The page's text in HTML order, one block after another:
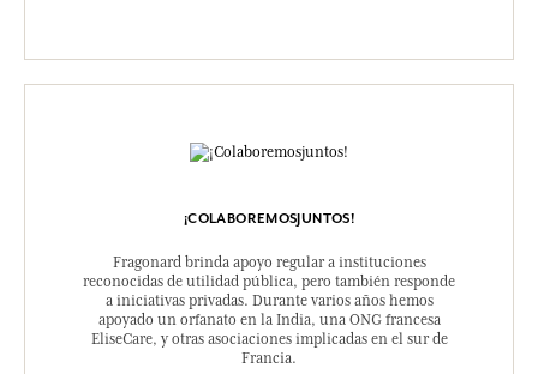
¡COLABOREMOSJUNTOS!
Fragonard brinda apoyo regular a instituciones
reconocidas de utilidad pública, pero también responde
a iniciativas privadas. Durante varios años hemos
apoyado un orfanato en la India, una ONG francesa
EliseCare, y otras asociaciones implicadas en el sur de
Francia.